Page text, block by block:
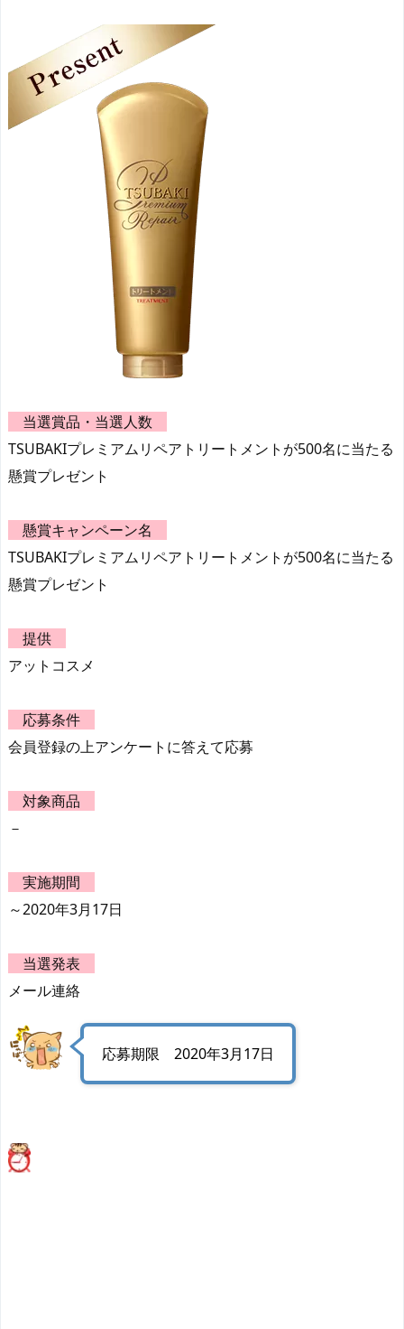
当選賞品・当選人数
TSUBAKIプレミアムリペアトリートメントが500名に当たる
懸賞プレゼント
懸賞キャンペーン名
TSUBAKIプレミアムリペアトリートメントが500名に当たる
懸賞プレゼント
提供
アットコスメ
応募条件
会員登録の上アンケートに答えて応募
対象商品
－
実施期間
～2020年3月17日
当選発表
メール連絡
応募期限 2020年3月17日